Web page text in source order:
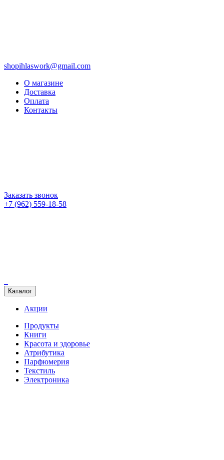
shopihlaswork@gmail.com
О магазине
Доставка
Оплата
Контакты
Заказать звонок
+7 (962) 559-18-58
Каталог
Акции
Продукты
Книги
Красота и здоровье
Атрибутика
Парфюмерия
Текстиль
Электроника